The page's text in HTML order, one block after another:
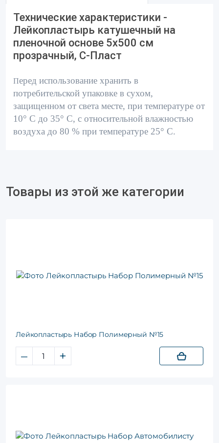
Технические характеристики -
Лейкопластырь катушечный на
пленочной основе 5x500 см
прозрачный, С-Пласт
Перед использование хранить в
потребительской упаковке в сухом,
защищенном от света месте, при температуре от
10° С до 35° С, с относительной влажностью
воздуха до 80 % при температуре 25° С.
Товары из этой же категории
Лейкопластырь Набор Полимерный №15
– +